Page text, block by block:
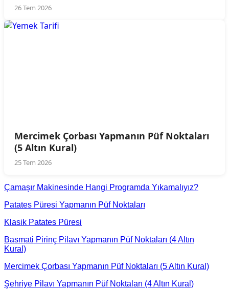
26 Tem 2026
Mercimek Çorbası Yapmanın Püf Noktaları
(5 Altın Kural)
25 Tem 2026
Çamaşır Makinesinde Hangi Programda Yıkamalıyız?
Patates Püresi Yapmanın Püf Noktaları
Klasik Patates Püresi
Basmati Pirinç Pilavı Yapmanın Püf Noktaları (4 Altın
Kural)
Mercimek Çorbası Yapmanın Püf Noktaları (5 Altın Kural)
Şehriye Pilavı Yapmanın Püf Noktaları (4 Altın Kural)